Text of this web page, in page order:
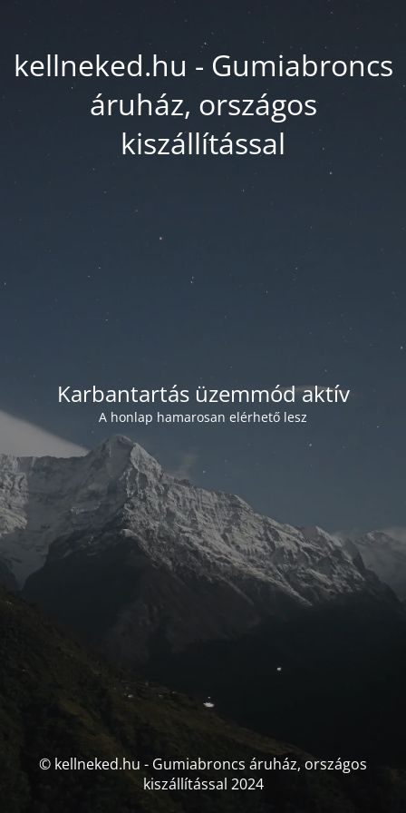
kellneked.hu - Gumiabroncs
áruház, országos
kiszállítással
Karbantartás üzemmód aktív
A honlap hamarosan elérhető lesz
© kellneked.hu - Gumiabroncs áruház, országos
kiszállítással 2024